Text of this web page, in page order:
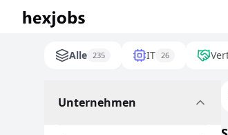
Alle 235 IT 26
Unternehmen